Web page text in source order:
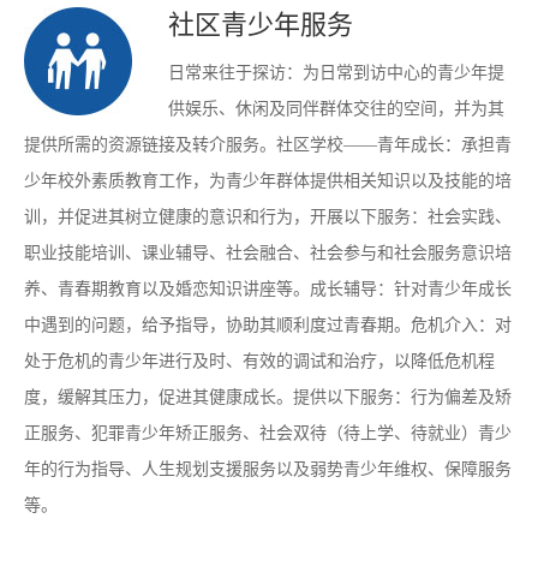
社区青少年服务
日常来往于探访：为日常到访中心的青少年提
供娱乐、休闲及同伴群体交往的空间，并为其
提供所需的资源链接及转介服务。社区学校——青年成长：承担青
少年校外素质教育工作，为青少年群体提供相关知识以及技能的培
训，并促进其树立健康的意识和行为，开展以下服务：社会实践、
职业技能培训、课业辅导、社会融合、社会参与和社会服务意识培
养、青春期教育以及婚恋知识讲座等。成长辅导：针对青少年成长
中遇到的问题，给予指导，协助其顺利度过青春期。危机介入：对
处于危机的青少年进行及时、有效的调试和治疗，以降低危机程
度，缓解其压力，促进其健康成长。提供以下服务：行为偏差及矫
正服务、犯罪青少年矫正服务、社会双待（待上学、待就业）青少
年的行为指导、人生规划支援服务以及弱势青少年维权、保障服务
等。